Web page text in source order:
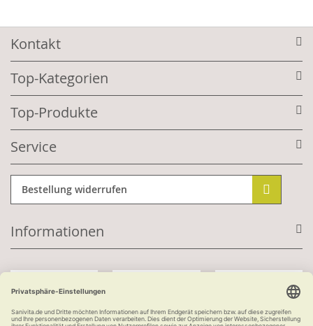
Kontakt
Top-Kategorien
Top-Produkte
Service
Bestellung widerrufen
Informationen